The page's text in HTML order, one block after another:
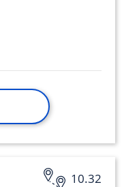
10.32